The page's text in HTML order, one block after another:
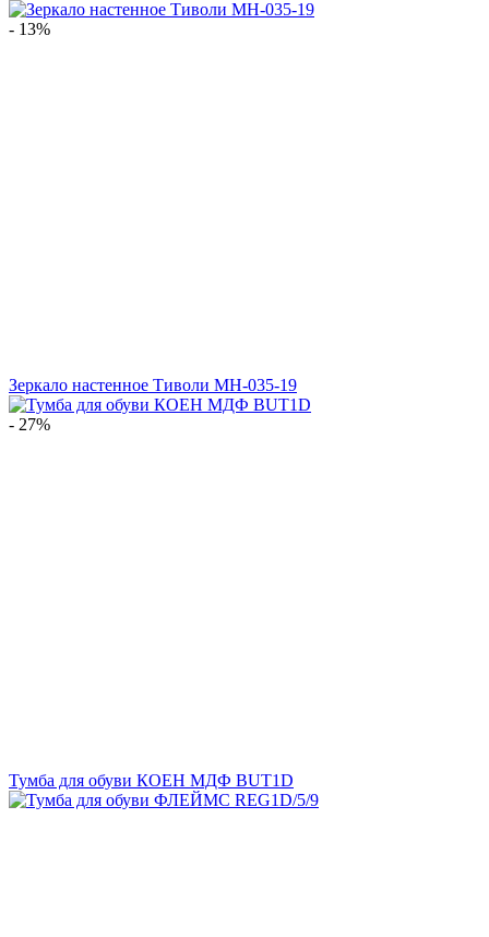
- 13%
Зеркало настенное Тиволи МН-035-19
- 27%
Тумба для обуви КОЕН МДФ BUT1D